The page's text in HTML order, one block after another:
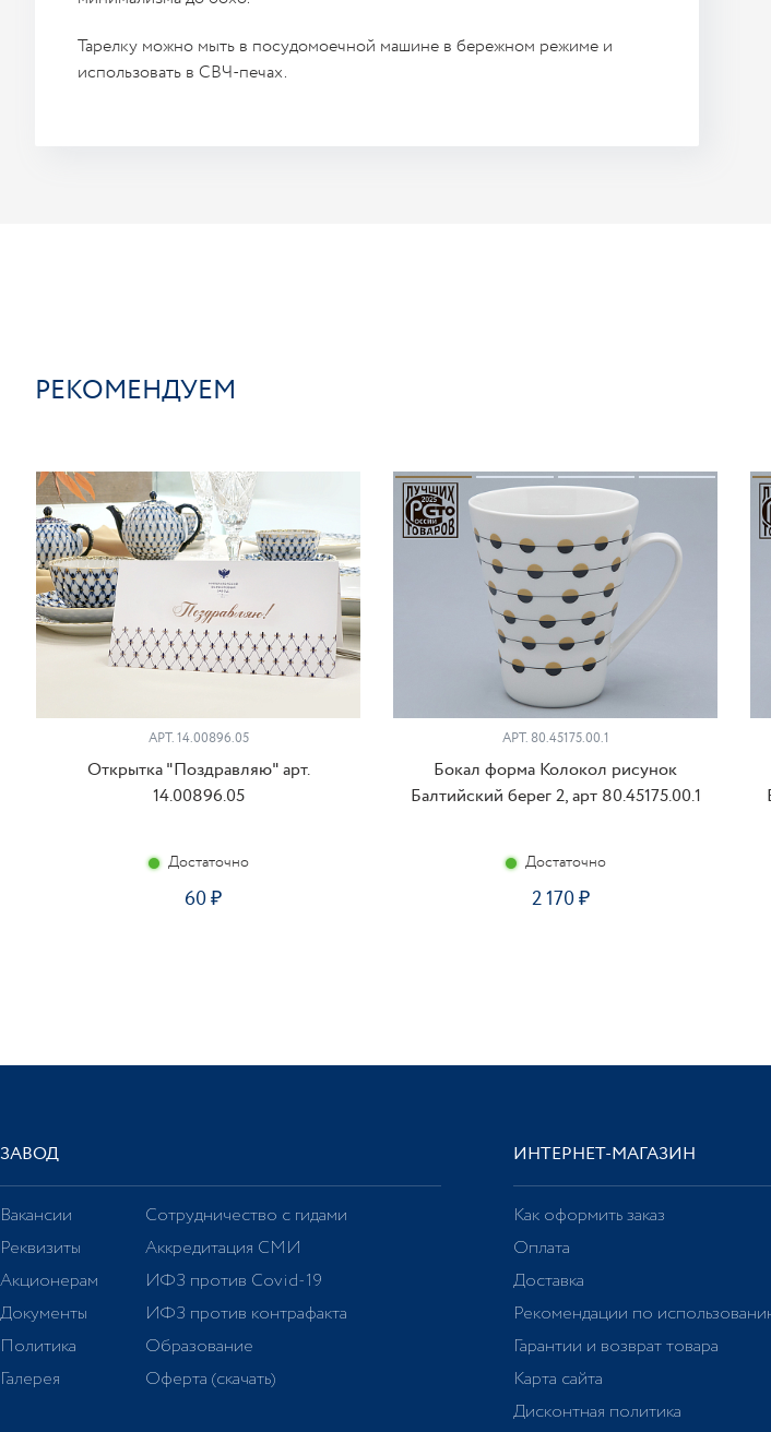
Тарелку можно мыть в посудомоечной машине в бережном режиме и
использовать в СВЧ-печах.
РЕКОМЕНДУЕМ
АРТ. 14.00896.05
Открытка "Поздравляю" арт.
14.00896.05
Достаточно
60
АРТ. 80.45175.00.1
Бокал форма Колокол рисунок
Балтийский берег 2, арт 80.45175.00.1
Достаточно
2 170
ЗАВОД
Вакансии
Реквизиты
Акционерам
Документы
Политика
Галерея
Сотрудничество с гидами
Аккредитация СМИ
ИФЗ против Covid-19
ИФЗ против контрафакта
Образование
Оферта (скачать)
ИНТЕРНЕТ-МАГАЗИН
Как оформить заказ
Оплата
Доставка
Рекомендации по
Гарантии и возврат товара
Карта сайта
Дисконтная политика